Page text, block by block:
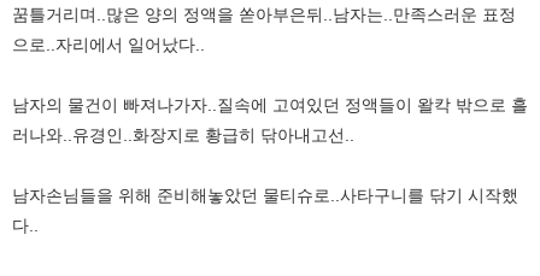
꿈틀거리며..많은 양의 정액을 쏟아부은뒤..남자는..만족스러운 표정
으로..자리에서 일어났다..
남자의 물건이 빠져나가자..질속에 고여있던 정액들이 왈칵 밖으로 흘
러나와..유경인..화장지로 황급히 닦아내고선..
남자손님들을 위해 준비해놓았던 물티슈로..사타구니를 닦기 시작했
다..